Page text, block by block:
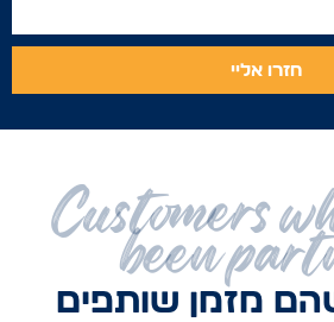
חזרו אליי
Customers
been
מזמן שותפים